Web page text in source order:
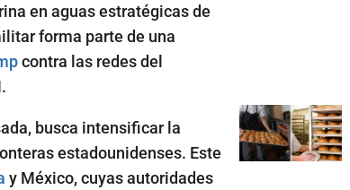
en aguas estratégicas de
forma parte de una
contra las redes del
busca intensificar la
estadounidenses. Este
y México, cuyas autoridades